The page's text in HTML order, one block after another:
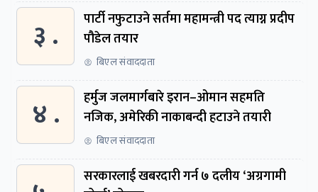
३ .
पार्टी नफुटाउने सर्तमा महामन्त्री पद त्याग्न प्रदीप
पौडेल तयार
बिएल संवाददाता
४ .
हर्मुज जलमार्गबारे इरान–ओमान सहमति
नजिक, अमेरिकी नाकाबन्दी हटाउने तयारी
बिएल संवाददाता
सरकारलाई खबरदारी गर्न ७ दलीय ‘अग्रगामी